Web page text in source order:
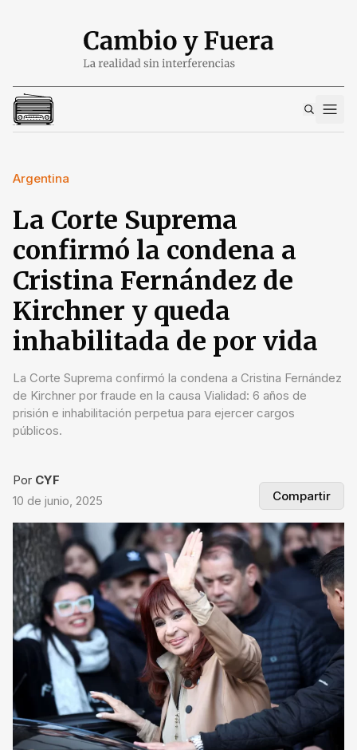
Argentina
La Corte Suprema
confirmó la condena a
Cristina Fernández de
Kirchner y queda
inhabilitada de por vida
La Corte Suprema confirmó la condena a Cristina Fernández
de Kirchner por fraude en la causa Vialidad: 6 años de
prisión e inhabilitación perpetua para ejercer cargos
públicos.
Por CYF
10 de junio, 2025
Compartir